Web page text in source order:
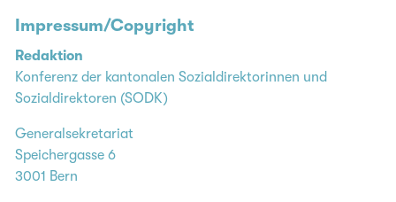
Impressum/Copyright
Redaktion
Konferenz der kantonalen Sozialdirektorinnen und
Sozialdirektoren (SODK)
Generalsekretariat
Speichergasse 6
3001 Bern